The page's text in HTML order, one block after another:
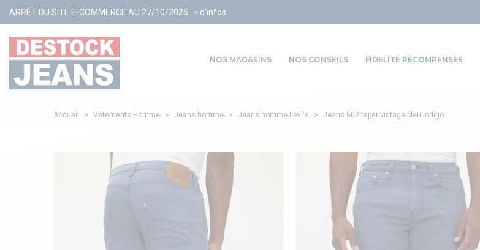
COMMERCE AU 27/10/2025 + d'infos
NOS MAGASINS NOS CONSEILS FIDÉLITÉ RÉCOMPENSÉE
Accueil > Vêtements Homme > Jeans homme > Jeans homme Levi's > Jeans 502 taper vintage bleu indigo